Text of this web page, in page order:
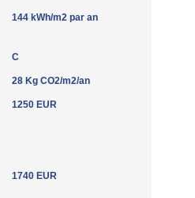
144 kWh/m2 par an
C
28 Kg CO2/m2/an
1250 EUR
1740 EUR